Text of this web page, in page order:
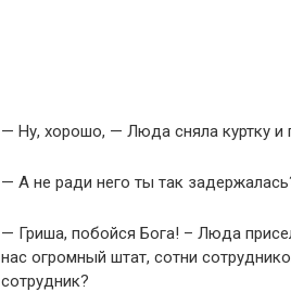
— Ну, хорошо, — Люда сняла куртку и
— А не ради него ты так
— Гриша, побойся Бога! – Люда
нас огромный штат, сотни
сотрудник?